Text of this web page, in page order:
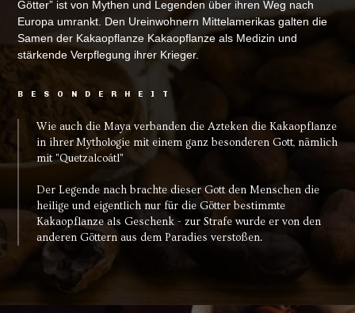
Götter” ist von Mythen und Legenden über ihren Weg nach
Europa umrankt. Den Ureinwohnern Mittelamerikas galten die
Samen der Kakaopflanze Kakaopflanze als Medizin und
stärkende Verpflegung ihrer Krieger.
BESONDERHEIT
Wie auch die Maya verbanden die Azteken die Kakaopflanze
in ihrer Mythologie mit einem ganz besonderen Gott, nämlich
mit "Quetzalcoátl"
Der Legende nach brachte dieser Gott den Menschen die
heilige und eigentlich nur für die Götter bestimmte
Kakaopflanze als Geschenk - zur Strafe wurde er von den
anderen Göttern aus dem Paradies verstoßen.